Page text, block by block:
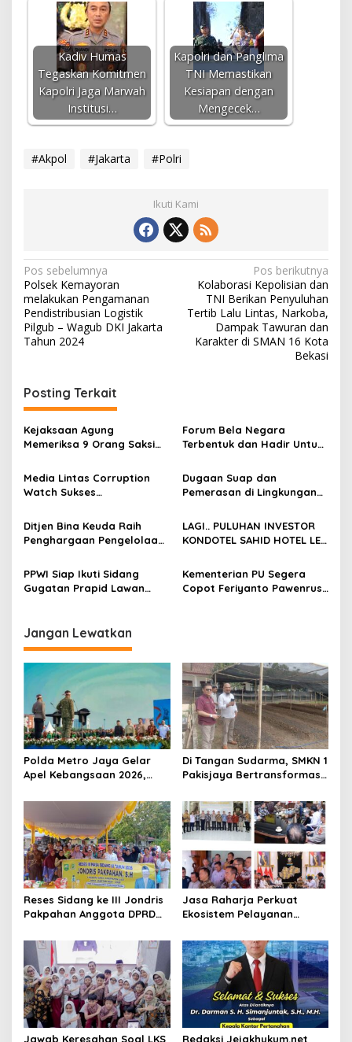
Kadiv Humas
Tegaskan Komitmen
Kapolri Jaga Marwah
Institusi…
Kapolri dan Panglima
TNI Memastikan
Kesiapan dengan
Mengecek…
#Akpol #Jakarta #Polri
Ikuti Kami
N
a
v
i
a
s
i
p
o
s
Pos sebelumnya
Polsek Kemayoran
melakukan Pengamanan
Pendistribusian Logistik
Pilgub – Wagub DKI Jakarta
Tahun 2024
Pos berikutnya
Kolaborasi Kepolisian dan
TNI Berikan Penyuluhan
Tertib Lalu Lintas, Narkoba,
Dampak Tawuran dan
Karakter di SMAN 16 Kota
Bekasi
Posting Terkait
Kejaksaan Agung
Memeriksa 9 Orang Saksi
Mentah PT Pertamina
Forum Bela Negara
Terbentuk dan Hadir Untuk
Media Lintas Corruption
Watch Sukses
dan Dialog Interaktif :
“Generasi Muda Indonesia
Emas Sehat dan
Narkoba”
Dugaan Suap dan
Pemerasan di Lingkungan
Media Tapi tidak ada
Tindakan Tegas dari
Ditjen Bina Keuda Raih
Penghargaan Pengelolaan
LAGI.. PULUHAN INVESTOR
KONDOTEL SAHID HOTEL LE
DAMAI, TUNTUT
PEMBAYARAN PROFIT
SHARING!!
PPWI Siap Ikuti Sidang
Gugatan Prapid Lawan
Persidangan
Kementerian PU Segera
Copot Feriyanto Pawenrusi
Jangan Lewatkan
Polda Metro Jaya Gelar
Apel Kebangsaan 2026,
Di Tangan Sudarma, SMKN 1
Pakisjaya Bertransformasi
Modern, Produktif, dan
Berdaya Saing
Reses Sidang ke III Jondris
Pakpahan Anggota DPRD
Keluhkan Lampu Jalan
Jasa Raharja Perkuat
Ekosistem Pelayanan
Pemprov dan Polda Jambi
Jawab Keresahan Soal LKS Redaksi Jejakhukum.net